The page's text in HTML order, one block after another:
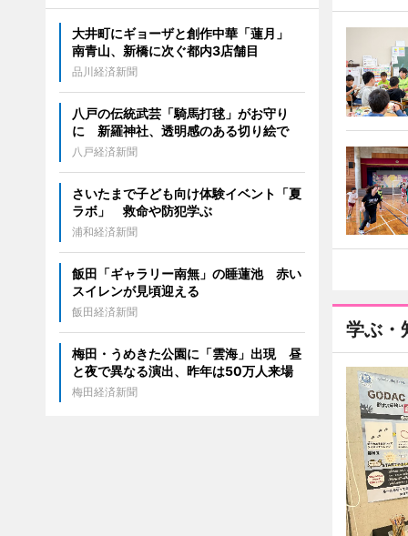
学ぶ・
大井町にギョーザと創作中華「蓮月」
南青山、新橋に次ぐ都内3店舗目
品川経済新聞
八戸の伝統武芸「騎馬打毬」がお守り
に 新羅神社、透明感のある切り絵で
八戸経済新聞
さいたまで子ども向け体験イベント「夏
ラボ」 救命や防犯学ぶ
浦和経済新聞
飯田「ギャラリー南無」の睡蓮池 赤い
スイレンが見頃迎える
飯田経済新聞
梅田・うめきた公園に「雲海」出現 昼
と夜で異なる演出、昨年は50万人来場
梅田経済新聞